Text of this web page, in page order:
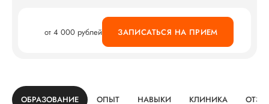
от 4 000 рублей ЗАПИСАТЬСЯ НА ПРИЕМ
ОБРАЗОВАНИЕ ОПЫТ НАВЫКИ КЛИНИКА